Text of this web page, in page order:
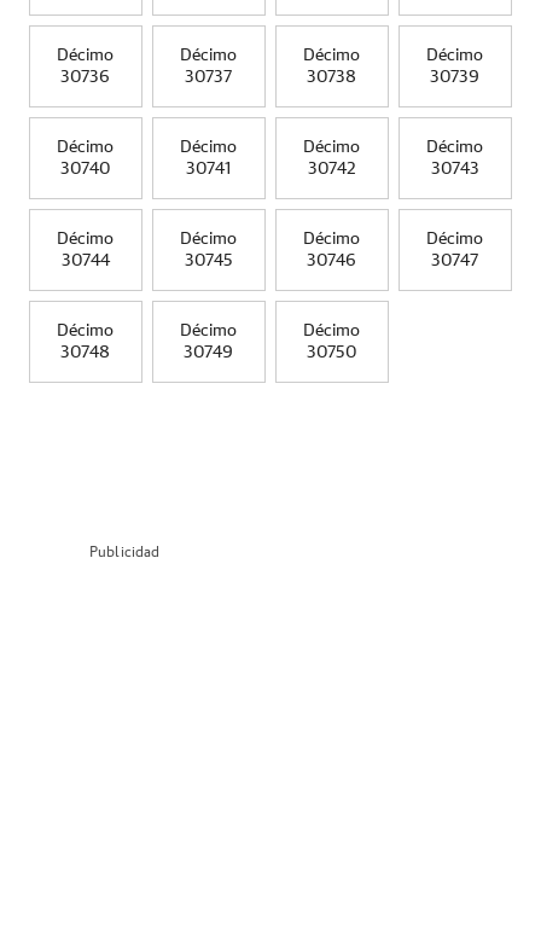
Décimo
30736
Décimo
30737
Décimo
30738
Décimo
30739
Décimo
30740
Décimo
30741
Décimo
30742
Décimo
30743
Décimo
30744
Décimo
30745
Décimo
30746
Décimo
30747
Décimo
30748
Décimo
30749
Décimo
30750
Publicidad